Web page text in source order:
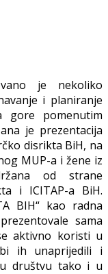
je nekoliko
i planiranje
gore pomenutim
je prezentacija
disrikta BiH, na
MUP-a i žene iz
od strane
i ICITAP-a BiH.
BIH“ kao radna
sama
aktivno koristi u
ih unaprijedili i
društvu tako i u